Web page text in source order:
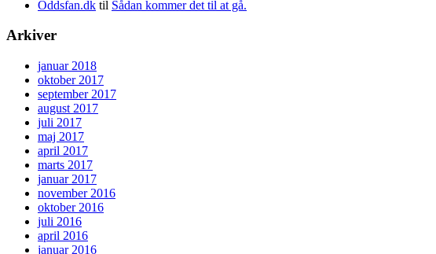
Oddsfan.dk til Sådan kommer det til at gå.
Arkiver
januar 2018
oktober 2017
september 2017
august 2017
juli 2017
maj 2017
april 2017
marts 2017
januar 2017
november 2016
oktober 2016
juli 2016
april 2016
januar 2016